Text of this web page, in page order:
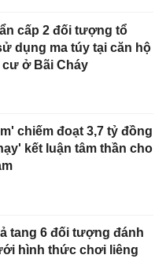
cấp 2 đối tượng tổ
dụng ma túy tại căn hộ
ở Bãi Cháy
chiếm đoạt 3,7 tỷ đồng
kết luận tâm thần cho
tang 6 đối tượng đánh
hình thức chơi liêng